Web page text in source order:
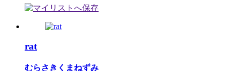
rat
むらさきくまねずみ